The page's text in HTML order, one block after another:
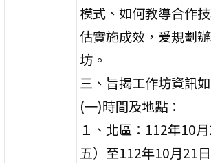
模式、如何教導合作
估實施成效，爰規劃
坊。
三、旨揭工作坊資訊如
(一)時間及地點：
１、北區：112年10
五）至112年10月21